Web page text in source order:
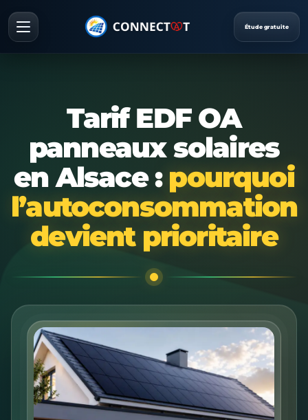
Étude gratuite
Tarif EDF OA
panneaux solaires
en Alsace : pourquoi
l’autoconsommation
devient prioritaire